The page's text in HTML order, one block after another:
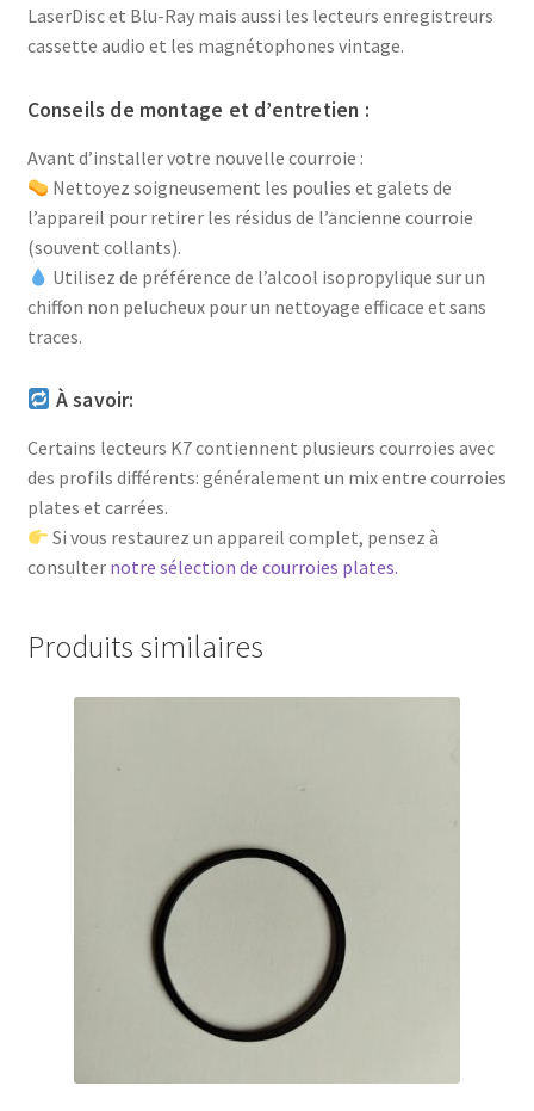
LaserDisc et Blu-Ray mais aussi les lecteurs enregistreurs
cassette audio et les magnétophones vintage.
Conseils de montage et d’entretien :
Avant d’installer votre nouvelle courroie :
Nettoyez soigneusement les poulies et galets de
l’appareil pour retirer les résidus de l’ancienne courroie
(souvent collants).
Utilisez de préférence de l’alcool isopropylique sur un
chiffon non pelucheux pour un nettoyage efficace et sans
traces.
À savoir:
Certains lecteurs K7 contiennent plusieurs courroies avec
des profils différents: généralement un mix entre courroies
plates et carrées.
Si vous restaurez un appareil complet, pensez à
consulter notre sélection de courroies plates.
Produits similaires